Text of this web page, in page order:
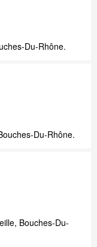
Du-Rhône.
Du-Rhône.
Bouches-Du-